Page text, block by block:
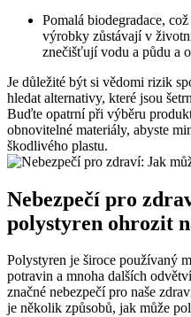
Pomalá biodegradace,
výrobky zůstávají v
znečišťují vodu a půdu a
Je důležité být si vědomi rizik
hledat alternativy, které jsou
Buďte opatrní při výběru
obnovitelné materiály, abyste
škodlivého plastu.
Nebezpečí pro
polystyren ohrozit
Polystyren je široce používaný
potravin a mnoha dalších
značné nebezpečí pro naše
je několik způsobů, jak může